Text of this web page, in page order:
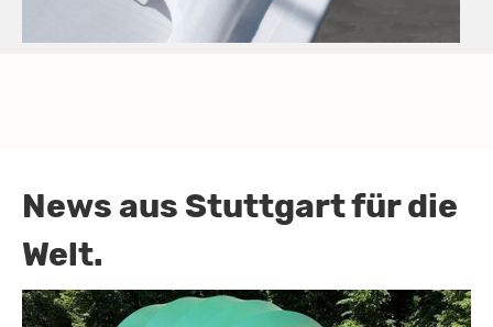
News aus Stuttgart für die
Welt.